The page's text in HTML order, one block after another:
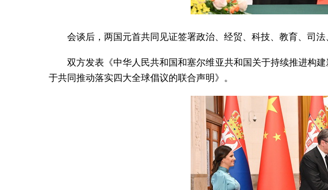
会谈后，两国元首共同见证签署政治、经贸、科技、教育、司法
双方发表《中华人民共和国和塞尔维亚共和国关于持续推进构
于共同推动落实四大全球倡议的联合声明》。